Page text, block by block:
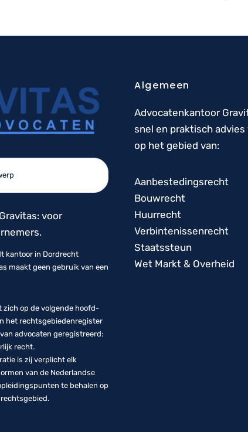
voor
kantoor in Dordrecht
maakt geen gebruik van een
zich op de volgende hoofd-
het rechtsgebiedenregister
advocaten geregistreerd:
recht.
is zij verplicht elk
van de Nederlandse
te behalen op
Algemeen
Advocatenkantoor
snel en praktisch
op het gebied van:
Aanbestedingsrecht
Bouwrecht
Huurrecht
Verbintenissenrecht
Staatssteun
Wet Markt & Overheid